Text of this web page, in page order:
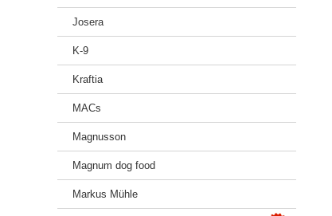
Josera
K-9
Kraftia
MACs
Magnusson
Magnum dog food
Markus Mühle